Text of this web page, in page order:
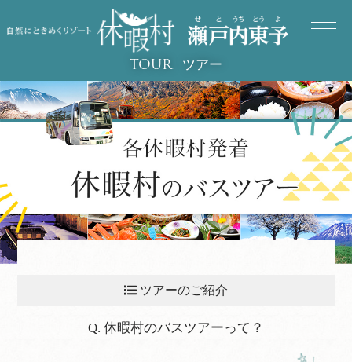
TOUR ツアー
ツアーのご紹介
休暇村のバスツアーって？
Q. 休暇村のバスツアーって？